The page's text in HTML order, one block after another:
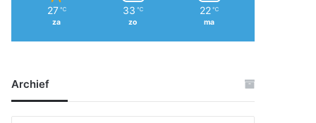
27 ℃
za
33 ℃
zo
22 ℃
ma
Archief